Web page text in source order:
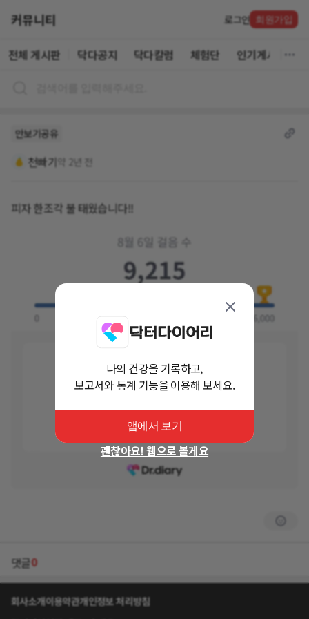
커뮤니티 로그인 회원가입
전체 게시판 닥다공지 닥다칼럼 체험단 인기게시글
만보기공유
천빠기 약 2년 전
피자 한조각 불 태웠습니다!!
댓글0
회사소개이용약관개인정보 처리방침
나의 건강을 기록하고,
보고서와 통계 기능을 이용해 보세요.
앱에서 보기
괜찮아요! 웹으로 볼게요